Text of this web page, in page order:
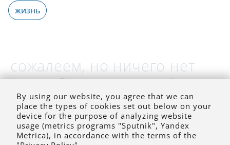
жизнь
сожалеем, но ничего нет
(на выбранное время)
By using our website, you agree that we can
place the types of cookies set out below on your
device for the purpose of analyzing website
usage (metrics programs "Sputnik", Yandex
Metrica), in accordance with the terms of the